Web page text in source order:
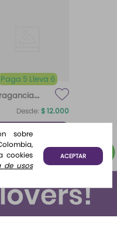
Paga 5 Lleva 6
para difusor
Brisa deDesde: $12.000
¡Lo quiero!
sobre
cookies
de usos
ACEPTAR